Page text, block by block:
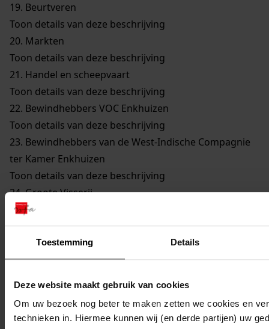
Toestemming Details
Deze website maakt gebruik van cookies
Om uw bezoek nog beter te maken zetten we cookies en
technieken in. Hiermee kunnen wij (en derde partijen) uw
19. Beurtveren
Toon details van deze beschrijving
20. Markten
Toon details van deze beschrijving
21. Handel en scheepvaart
Toon details van deze beschrijving
22. Bewindhebbers VOC Enkhuizen
Toon details van deze beschrijving
23. Bewindhebbers van de West-Indische Compagnie
ter Kamer Enkhuizen
Toon details van deze beschrijving
24.Groote Visserij
Toon details van deze beschrijving
25.Walvisvaarders
Toon details van deze beschrijving
26.Gilden en Neringen
Toon details van deze beschrijving